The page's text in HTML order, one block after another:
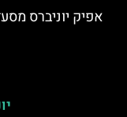
אפיק יוניברס